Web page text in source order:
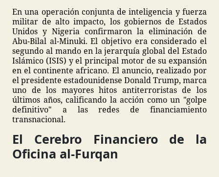
En una operación conjunta de inteligencia y fuerza
militar de alto impacto, los gobiernos de Estados
Unidos y Nigeria confirmaron la eliminación de
Abu-Bilal al-Minuki. El objetivo era considerado el
segundo al mando en la jerarquía global del Estado
Islámico (ISIS) y el principal motor de su expansión
en el continente africano. El anuncio, realizado por
el presidente estadounidense Donald Trump, marca
uno de los mayores hitos antiterroristas de los
últimos años, calificando la acción como un "golpe
definitivo" a las redes de financiamiento
transnacional.
El Cerebro Financiero de la
Oficina al-Furqan